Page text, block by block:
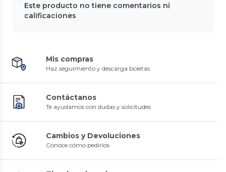
Este producto no tiene comentarios ni
calificaciones
Mis compras
Haz seguimiento y descarga boletas
Contáctanos
Te ayudamos con dudas y solicitudes
Cambios y Devoluciones
Conoce cómo pedirlos